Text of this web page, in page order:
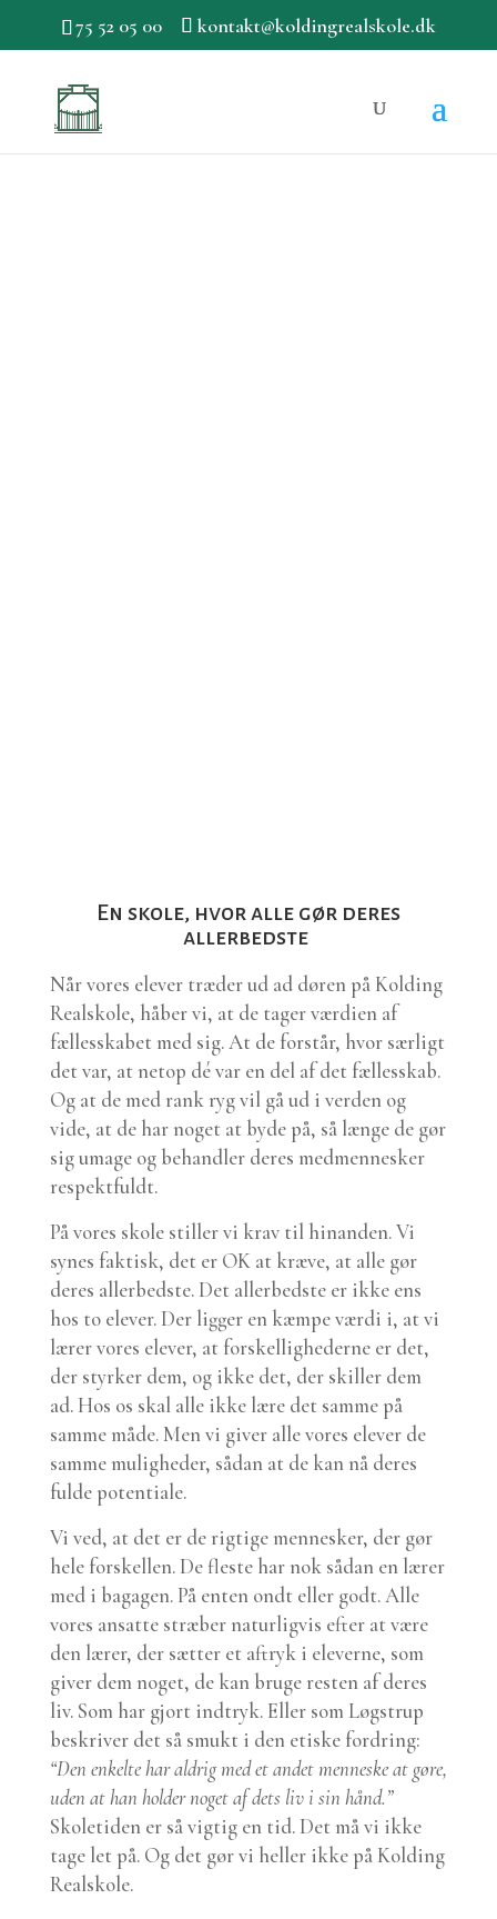
75 52 05 00 kontakt@koldingrealskole.dk
En skole, hvor alle gør deres
allerbedste
Når vores elever træder ud ad døren på Kolding
Realskole, håber vi, at de tager værdien af
fællesskabet med sig. At de forstår, hvor særligt
det var, at netop dé var en del af det fællesskab.
Og at de med rank ryg vil gå ud i verden og
vide, at de har noget at byde på, så længe de gør
sig umage og behandler deres medmennesker
respektfuldt.
På vores skole stiller vi krav til hinanden. Vi
synes faktisk, det er OK at kræve, at alle gør
deres allerbedste. Det allerbedste er ikke ens
hos to elever. Der ligger en kæmpe værdi i, at vi
lærer vores elever, at forskellighederne er det,
der styrker dem, og ikke det, der skiller dem
ad. Hos os skal alle ikke lære det samme på
samme måde. Men vi giver alle vores elever de
samme muligheder, sådan at de kan nå deres
fulde potentiale.
Vi ved, at det er de rigtige mennesker, der gør
hele forskellen. De fleste har nok sådan en lærer
med i bagagen. På enten ondt eller godt. Alle
vores ansatte stræber naturligvis efter at være
den lærer, der sætter et aftryk i eleverne, som
giver dem noget, de kan bruge resten af deres
liv. Som har gjort indtryk. Eller som Løgstrup
beskriver det så smukt i den etiske fordring:
“Den enkelte har aldrig med et andet menneske at gøre,
uden at han holder noget af dets liv i sin hånd.”
Skoletiden er så vigtig en tid. Det må vi ikke
tage let på. Og det gør vi heller ikke på Kolding
Realskole.